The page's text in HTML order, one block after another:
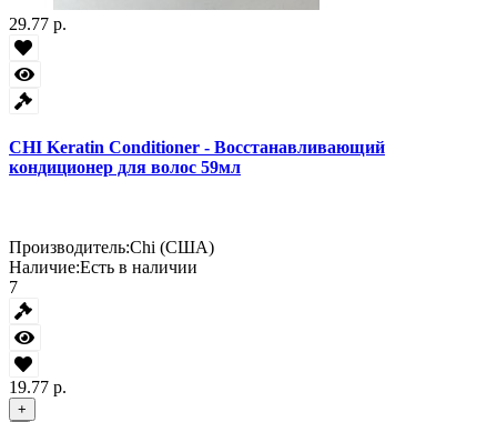
29.77 р.
CHI Keratin Conditioner - Восстанавливающий
кондиционер для волос 59мл
Производитель:Chi (США)
Наличие:Есть в наличии
7
19.77 р.
+